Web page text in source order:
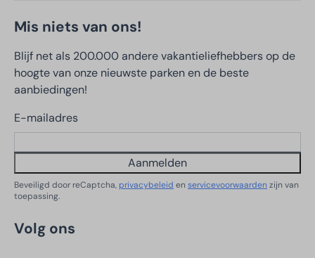
Mis niets van ons!
Blijf net als 200.000 andere vakantieliefhebbers op de
hoogte van onze nieuwste parken en de beste
aanbiedingen!
E-mailadres
Aanmelden
Beveiligd door reCaptcha, privacybeleid en servicevoorwaarden zijn van
toepassing.
Volg ons